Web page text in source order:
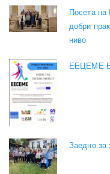
Посета на
добри
ниво
EEЦЕМЕ
Заедно за